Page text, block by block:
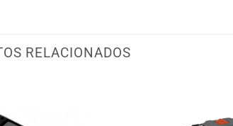
RELACIONADOS